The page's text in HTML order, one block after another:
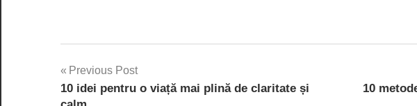
Navigare
în
Previous Post
10 idei pentru o viață mai plină de claritate și
10